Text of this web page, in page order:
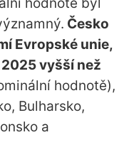
hodnotě byl
Česko
Evropské unie,
vyšší než
hodnotě),
Bulharsko,
a